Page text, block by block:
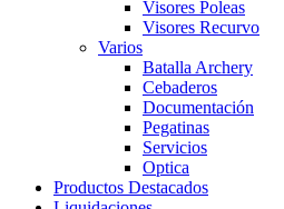
Visores Poleas
Visores Recurvo
Varios
Batalla Archery
Cebaderos
Documentación
Pegatinas
Servicios
Optica
Productos Destacados